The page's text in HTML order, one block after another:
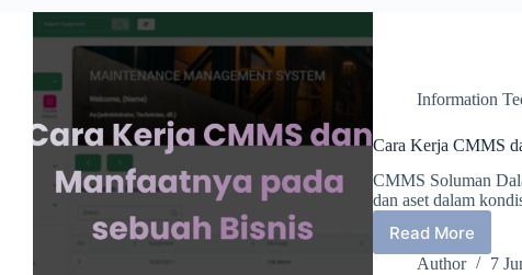
Information
Cara Kerja CMMS
CMMS Soluman
dan aset dalam
Read More
Cara
Kerja
Author 7